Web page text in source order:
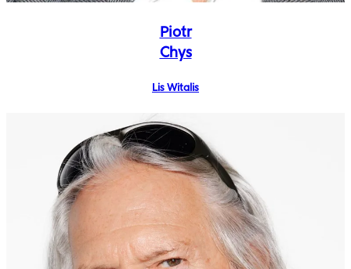
Piotr
Chys
Lis Witalis